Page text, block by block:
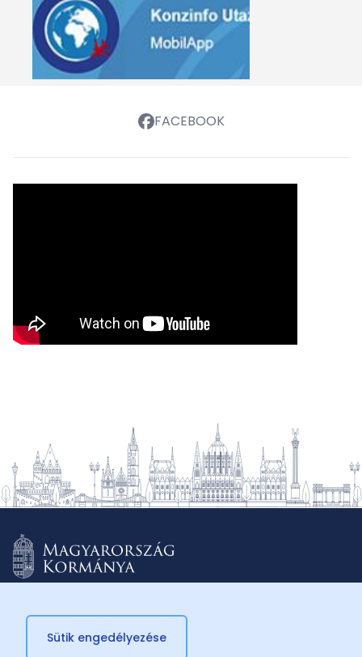
FACEBOOK
© 2026 Külügyminisztérium
Sütik engedélyezése